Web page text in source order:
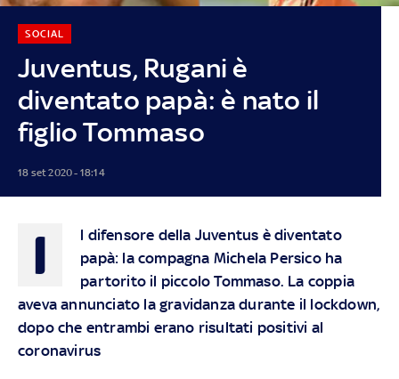
Juventus, Rugani è
diventato papà: è nato il
figlio Tommaso
SOCIAL
18 set 2020 - 18:14
I
l difensore della Juventus è diventato
papà: la compagna Michela Persico ha
partorito il piccolo Tommaso. La coppia
aveva annunciato la gravidanza durante il lockdown,
dopo che entrambi erano risultati positivi al
coronavirus